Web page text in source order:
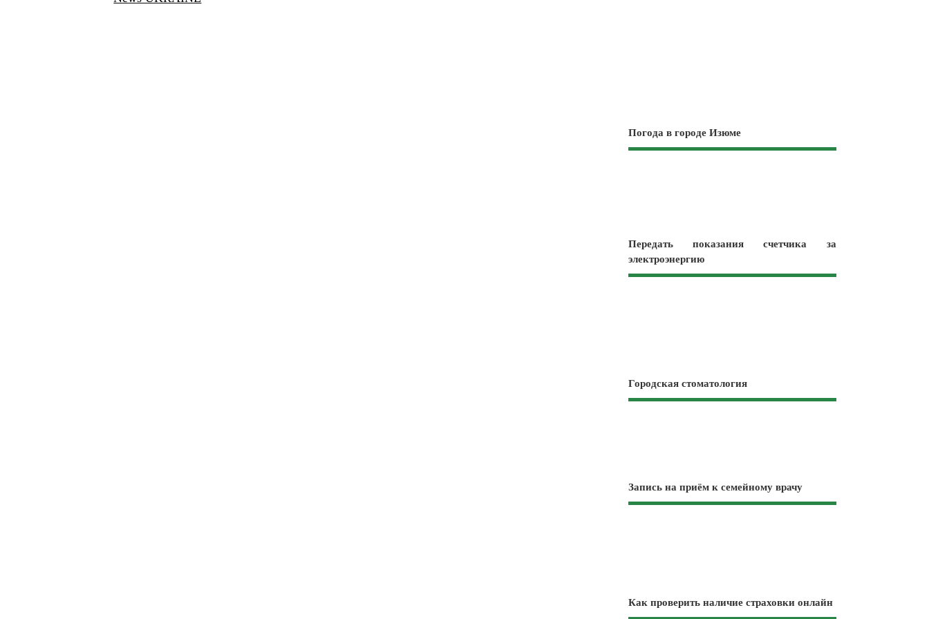
Погода в городе Изюме
Передать показания счетчика за
электроэнергию
Городская стоматология
Запись на приём к семейному врачу
Как проверить наличие страховки онлайн